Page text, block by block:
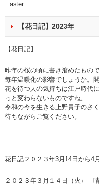
aster
【花日記】2023年
【花日記】
昨年の桜の頃に書き溜めたもので
毎年温暖化の影響でしょうか。
花を待つ人の気持ちは江戸時代
っと変わらないものですね。
令和の今を生きる上野貴子のさ
待ちながらご覧ください。
花日記２０２３年3月14日から4
２０２３年３月１４日（火）